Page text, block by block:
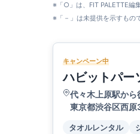
※「○」は、FIT PALETTE編
※「－」は未提供を示すもの
キャンペーン中
ハビットパー
代々木上原駅から
東京都渋谷区西
タオルレンタル